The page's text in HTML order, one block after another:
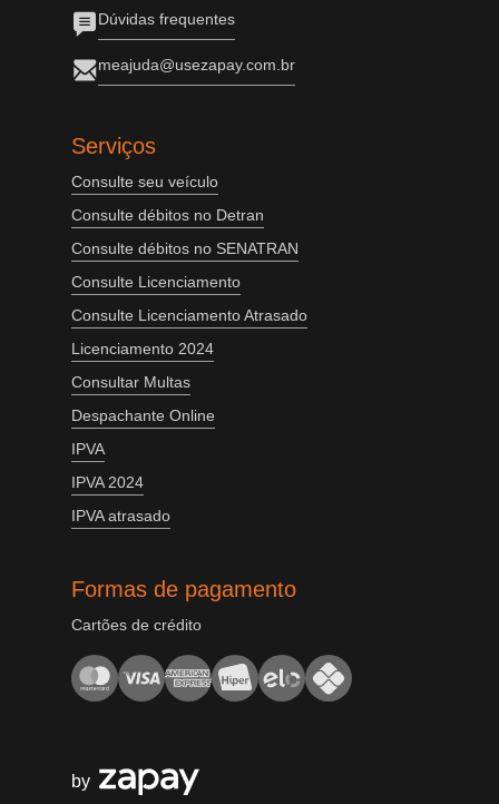
Dúvidas frequentes
meajuda@usezapay.com.br
Serviços
Consulte seu veículo
Consulte débitos no Detran
Consulte débitos no SENATRAN
Consulte Licenciamento
Consulte Licenciamento Atrasado
Licenciamento 2024
Consultar Multas
Despachante Online
IPVA
IPVA 2024
IPVA atrasado
Formas de pagamento
Cartões de crédito
by